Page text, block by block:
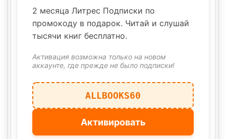
2 месяца Литрес Подписки по
промокоду в подарок. Читай и слушай
тысячи книг бесплатно.
Активация возможна только на новом
аккаунте, где прежде не было подписки!
ALLBOOKS60
Активировать